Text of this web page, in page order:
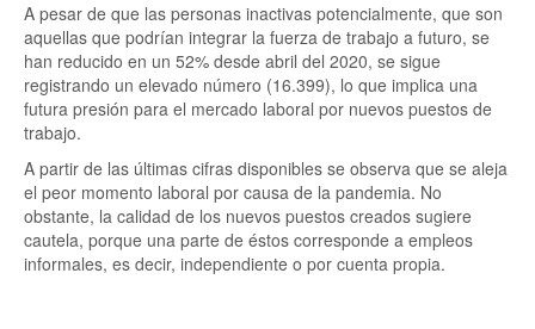
A pesar de que las personas inactivas potencialmente, que son
aquellas que podrían integrar la fuerza de trabajo a futuro, se
han reducido en un 52% desde abril del 2020, se sigue
registrando un elevado número (16.399), lo que implica una
futura presión para el mercado laboral por nuevos puestos de
trabajo.
A partir de las últimas cifras disponibles se observa que se aleja
el peor momento laboral por causa de la pandemia. No
obstante, la calidad de los nuevos puestos creados sugiere
cautela, porque una parte de éstos corresponde a empleos
informales, es decir, independiente o por cuenta propia.